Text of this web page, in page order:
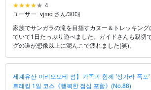
4
ユーザー_vjmq さん/30대
家族でサンガラの滝を目指すカヌー＆トレッキン
ていて1日たっぷり遊べました。ガイドさんも親切
グの道が想像以上に泥んこで疲れました(笑)。
세계유산 이리오모테 섬】가족과 함께 '상가라 폭포
트레킹 1일 코스《행복한 점심 포함》(No.88)